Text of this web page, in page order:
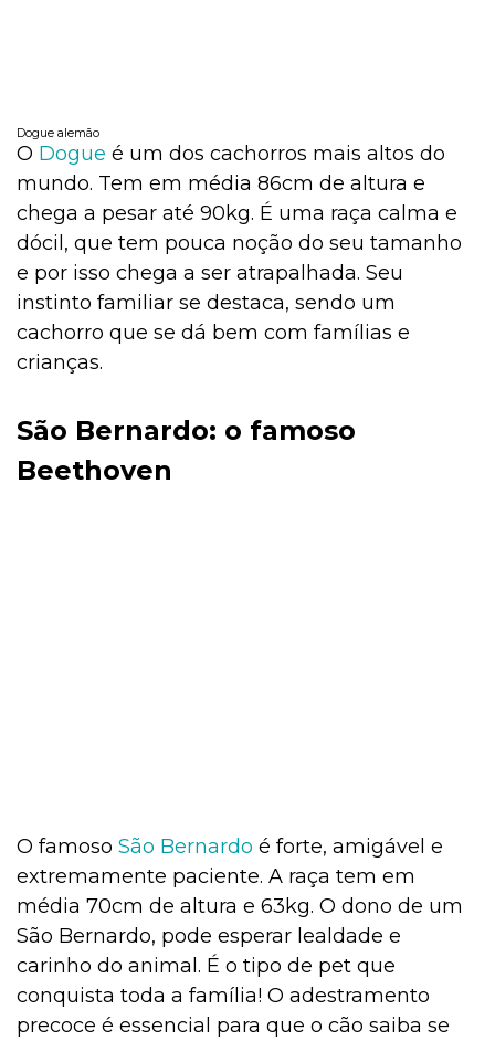
Dogue alemão
O Dogue é um dos cachorros mais altos do
mundo. Tem em média 86cm de altura e
chega a pesar até 90kg. É uma raça calma e
dócil, que tem pouca noção do seu tamanho
e por isso chega a ser atrapalhada. Seu
instinto familiar se destaca, sendo um
cachorro que se dá bem com famílias e
crianças.
São Bernardo: o famoso
Beethoven
O famoso São Bernardo é forte, amigável e
extremamente paciente. A raça tem em
média 70cm de altura e 63kg. O dono de um
São Bernardo, pode esperar lealdade e
carinho do animal. É o tipo de pet que
conquista toda a família! O adestramento
precoce é essencial para que o cão saiba se